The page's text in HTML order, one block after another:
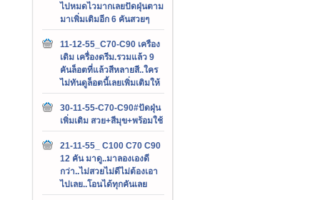
ไปหมดไวมากเลยปัดฝุ่นตาม
มาเพิ่มเติมอีก 6 คันสวยๆ
11-12-55_C70-C90 เครือง
เดิม เครื่องดรีม.รวมแล้ว 9
คันล็อตที่แล้วสีหลายสี..ใคร
ไม่ทันดูล็อตนี้เลยเพิ่มเติมให้
30-11-55-C70-C90#ปัดฝุ่น
เพิ่มเติม สวย+สีมุข+พร้อมใช้
21-11-55_ C100 C70 C90
12 คัน มาดู..มาลองเองดี
กว่า..ไม่สวยไม่ดีไม่ต้องเอา
ไปเลย..โอนได้ทุกคันเลย